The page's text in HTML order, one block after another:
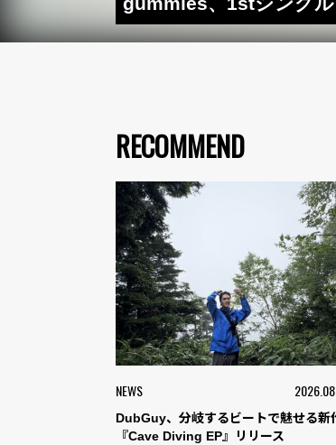
RECOMMEND
NEWS
DubGuy、分岐するビートで魅せる新
『Cave Diving EP』リリース